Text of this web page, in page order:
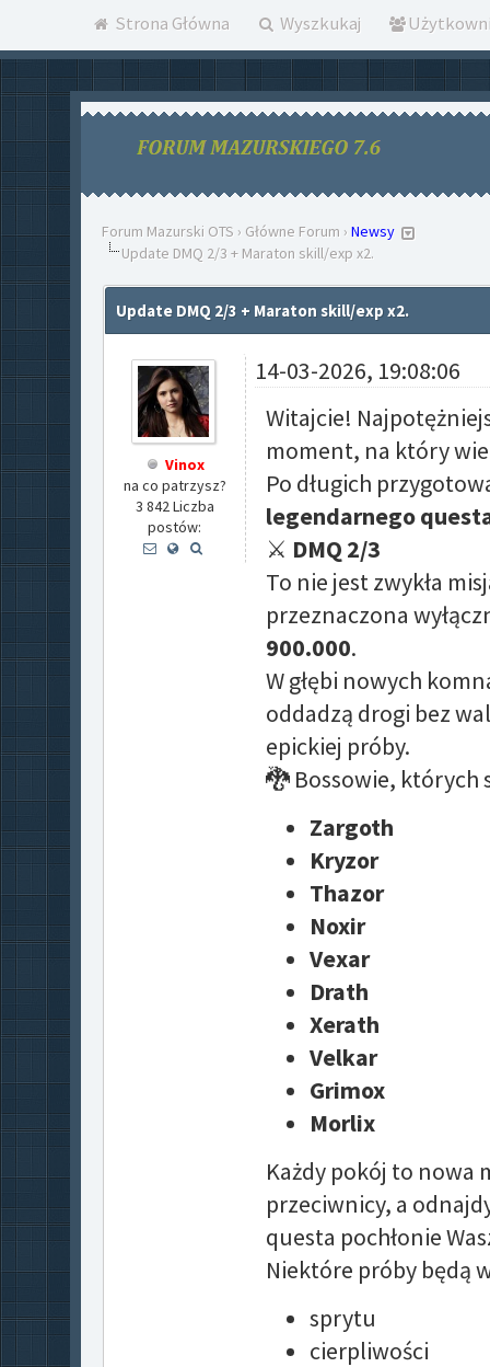
Strona Główna Wyszkukaj
Forum Mazurski OTS › Główne Forum ›Newsy
Update DMQ 2/3 + Maraton skill/exp x2.
Update DMQ 2/3 + Maraton skill/exp x2.
Vinox
na co patrzysz?
3 842 Liczba
postów:
14-03-2026, 19:08:06
Witajcie!
moment, na który
Po długich
legendarnego
⚔️ DMQ 2/3
To nie jest zwykła
przeznaczona
900.000.
W głębi nowych
oddadzą drogi bez
epickiej próby.
🐉 Bossowie, których
Zargoth
Kryzor
Thazor
Noxir
Vexar
Drath
Xerath
Velkar
Grimox
Morlix
Każdy pokój to nowa
przeciwnicy, a
questa pochłonie
Niektóre próby będą
sprytu
cierpliwości